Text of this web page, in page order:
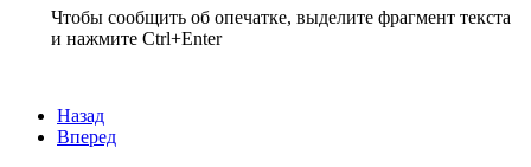
Чтобы сообщить об опечатке, выделите фрагмент текста
и нажмите Ctrl+Enter
Назад
Вперед